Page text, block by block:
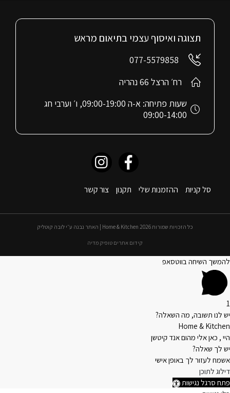
סל קניות ההזמנות שלי תקנון צור קשר
תצוגה ואיסוף עצמי בתיאום מראש
077-5579858
רח׳ הרצל 66 נהריה
שעות פתיחה: א-ה 09:00-19:00, ו׳ וערבי חג
09:00-14:00
כל הזכויות שמורות 2026 Home & Kitchen | האתר נבנה ע״י לובה קוטליק
קידום אתרים טופיק מדיה
להמשך השיחה בווטסאפ
1
יש לנו תשובה, מה השאלה?
Home & Kitchen
היי , כאן אלי מהום אנד קיטשן
יש לך שאלה?
אשמח לעזור לך באופן אישי
דילוג לתוכן
פתח סרגל נגישות